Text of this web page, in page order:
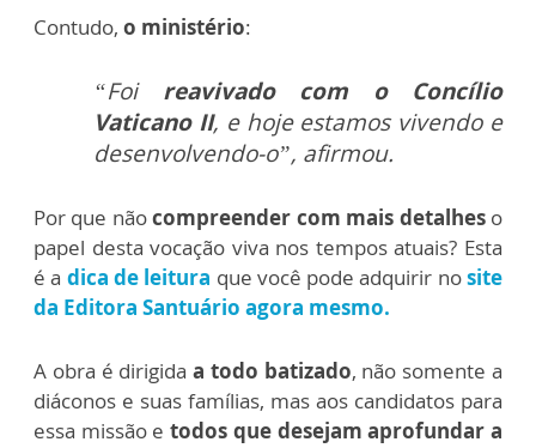
Contudo, o ministério:
“Foi reavivado com o Concílio
Vaticano II, e hoje estamos vivendo e
desenvolvendo-o”, afirmou.
Por que nãocompreender com mais detalhes o
papel desta vocação viva nos tempos atuais? Esta
é a dica de leitura que você pode adquirir nosite
da Editora Santuário agora mesmo.
A obra é dirigidaa todo batizado, não somente a
diáconos e suas famílias, mas aos candidatos para
essa missão etodos que desejam aprofundar a